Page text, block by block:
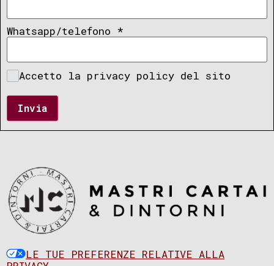
Whatsapp/telefono *
Accetto la privacy policy del sito
Invia
LE TUE PREFERENZE RELATIVE ALLA